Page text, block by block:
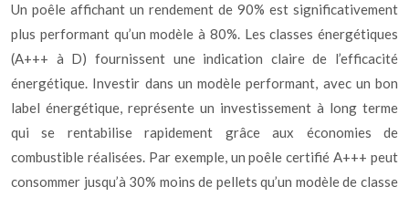
Un poêle affichant un rendement de 90% est significativement
plus performant qu’un modèle à 80%. Les classes énergétiques
(A+++ à D) fournissent une indication claire de l’efficacité
énergétique. Investir dans un modèle performant, avec un bon
label énergétique, représente un investissement à long terme
qui se rentabilise rapidement grâce aux économies de
combustible réalisées. Par exemple, un poêle certifié A+++ peut
consommer jusqu’à 30% moins de pellets qu’un modèle de classe